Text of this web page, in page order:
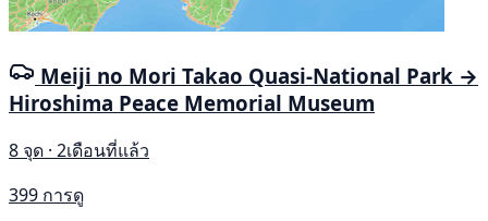
Meiji no Mori Takao Quasi-National Park →
Hiroshima Peace Memorial Museum
8 จุด · 2เดือนที่แล้ว
399 การดู